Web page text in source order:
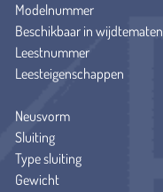
Modelnummer
Beschikbaar in wijdtematen
Leestnummer
Leesteigenschappen
Neusvorm
Sluiting
Type sluiting
Gewicht